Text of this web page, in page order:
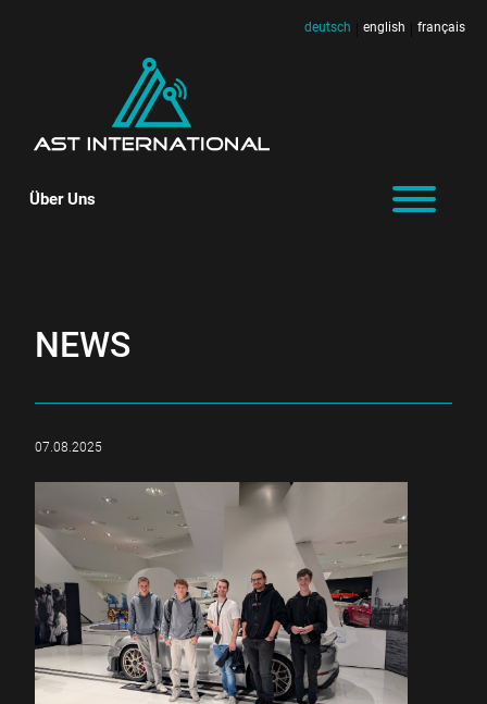
deutsch english français
Über Uns
NEWS
07.08.2025